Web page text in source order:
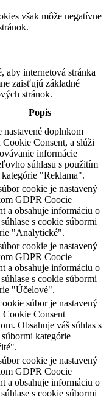
však môže negatívne
aby internetová stránka
zaisťujú základné
stránok.
Popis
nastavené doplnkom
Consent, a slúži
informácie
súhlasu s použitím
"Reklama".
cookie je nastavený
GDPR Coocie
a obsahuje informáciu o
s cookie súbormi
"Analytické".
cookie je nastavený
GDPR Coocie
a obsahuje informáciu o
s cookie súbormi
"Účelové".
súbor je nastavený
Consent
Obsahuje váš súhlas s
kategórie
cookie je nastavený
GDPR Coocie
a obsahuje informáciu o
s cookie súbormi